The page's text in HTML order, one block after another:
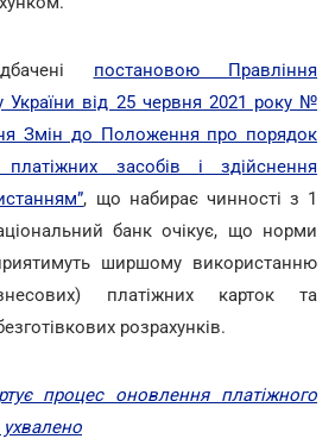
постановою Правління
України від 25 червня 2021 року №
Змін до Положення про порядок
платіжних засобів і здійснення
, що набирає чинності з 1
банк очікує, що норми
ширшому використанню
платіжних карток та
розрахунків.
процес оновлення платіжного